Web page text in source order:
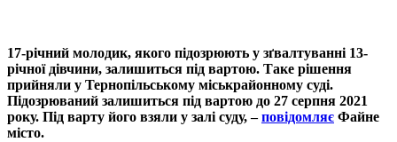
17-річний молодик, якого підозрюють у зґвалтуванні 13-
річної дівчини, залишиться під вартою. Таке рішення
прийняли у Тернопільському міськрайонному суді.
Підозрюваний залишиться під вартою до 27 серпня 2021
року. Під варту його взяли у залі суду, –повідомляє Файне
місто.